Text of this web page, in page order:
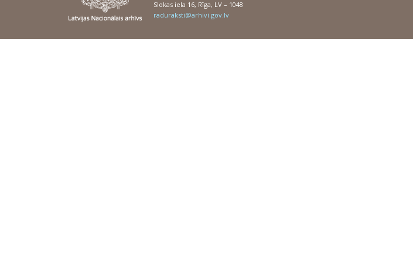
Slokas iela 16, Rīga, LV – 1048
raduraksti@arhivi.gov.lv